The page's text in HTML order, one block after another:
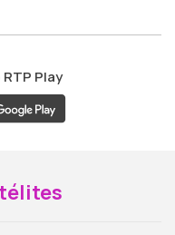
RTP Play